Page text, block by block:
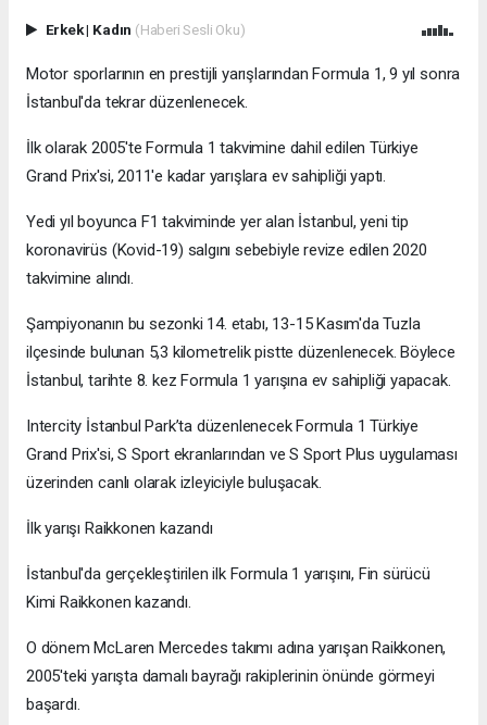
Erkek| Kadın (Haberi Sesli Oku)
Motor sporlarının en prestijli yarışlarından Formula 1, 9 yıl sonra
İstanbul'da tekrar düzenlenecek.
İlk olarak 2005'te Formula 1 takvimine dahil edilen Türkiye
Grand Prix'si, 2011'e kadar yarışlara ev sahipliği yaptı.
Yedi yıl boyunca F1 takviminde yer alan İstanbul, yeni tip
koronavirüs (Kovid-19) salgını sebebiyle revize edilen 2020
takvimine alındı.
Şampiyonanın bu sezonki 14. etabı, 13-15 Kasım'da Tuzla
ilçesinde bulunan 5,3 kilometrelik pistte düzenlenecek. Böylece
İstanbul, tarihte 8. kez Formula 1 yarışına ev sahipliği yapacak.
Intercity İstanbul Park’ta düzenlenecek Formula 1 Türkiye
Grand Prix'si, S Sport ekranlarından ve S Sport Plus uygulaması
üzerinden canlı olarak izleyiciyle buluşacak.
İlk yarışı Raikkonen kazandı
İstanbul'da gerçekleştirilen ilk Formula 1 yarışını, Fin sürücü
Kimi Raikkonen kazandı.
O dönem McLaren Mercedes takımı adına yarışan Raikkonen,
2005'teki yarışta damalı bayrağı rakiplerinin önünde görmeyi
başardı.